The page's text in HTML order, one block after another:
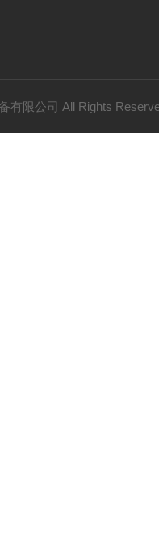
有限公司 All Rights